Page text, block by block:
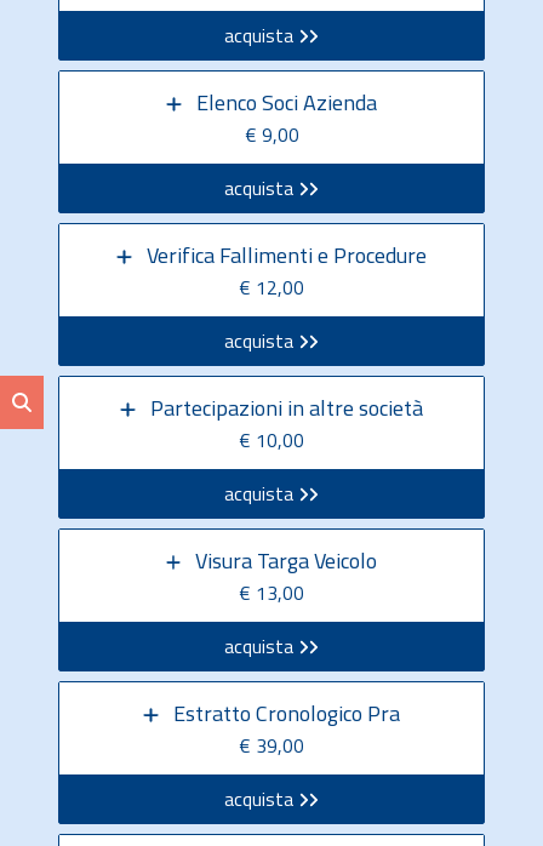
acquista
Elenco Soci Azienda
€ 9,00
acquista
Verifica Fallimenti e Procedure
€ 12,00
acquista
Partecipazioni in altre società
€ 10,00
acquista
Visura Targa Veicolo
€ 13,00
acquista
Estratto Cronologico Pra
€ 39,00
acquista